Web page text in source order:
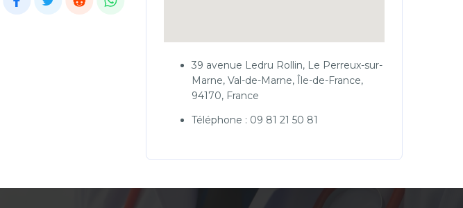
39 avenue Ledru Rollin, Le Perreux-sur-
Marne, Val-de-Marne, Île-de-France,
94170, France
Téléphone : 09 81 21 50 81